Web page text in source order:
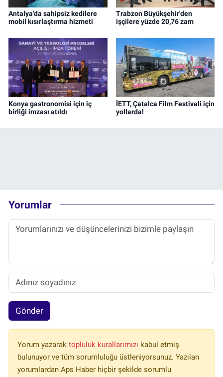
Antalya'da sahipsiz kedilere
mobil kısırlaştırma hizmeti
Trabzon Büyükşehir'den
işçilere yüzde 20,76 zam
Konya gastronomisi için iç
birliği imzası atıldı
İETT, Çatalca Film Festivali için
yollarda!
Yorumlar
Gönder
Yorum yazarak topluluk kurallarımızı kabul etmiş
bulunuyor ve tüm sorumluluğu üstleniyorsunuz. Yazılan
yorumlardan Aps Haber hiçbir şekilde sorumlu